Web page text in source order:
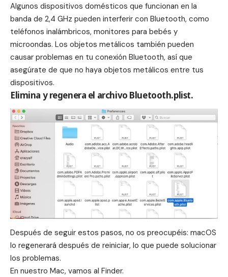
Algunos dispositivos domésticos que funcionan en la
banda de 2,4 GHz pueden interferir con Bluetooth, como
teléfonos inalámbricos, monitores para bebés y
microondas. Los objetos metálicos también pueden
causar problemas en tu conexión Bluetooth, así que
asegúrate de que no haya objetos metálicos entre tus
dispositivos.
Elimina y regenera el archivo Bluetooth.plist.
Después de seguir estos pasos, no os preocupéis: macOS
lo regenerará después de reiniciar, lo que puede solucionar
los problemas.
En nuestro Mac, vamos al Finder.